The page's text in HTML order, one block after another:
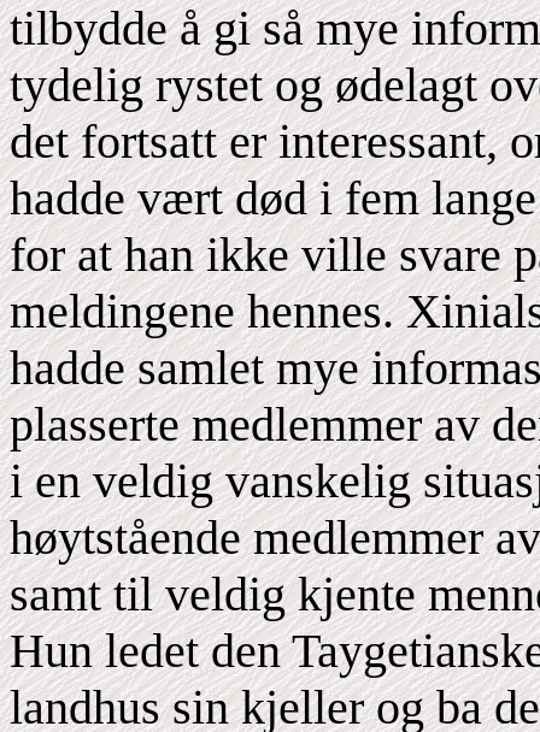
tilbydde å gi så mye
tydelig rystet og ødelagt
det fortsatt er interessant,
hadde vært død i fem
for at han ikke ville svare
meldingene hennes.
hadde samlet mye
plasserte medlemmer av
i en veldig vanskelig
høytstående medlemmer
samt til veldig kjente
Hun ledet den
landhus sin kjeller og ba